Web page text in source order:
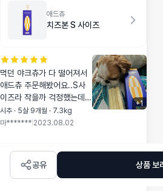
애드츄
치즈본 S 사이즈
먹던 야크츄가 다 떨어져서
애드츄 주문해봤어요..S사
이즈라 작을까 걱정했는데
잡고 먹기 딱 좋네요! 금방
찗아지는게 함정ㅋㅋ먹는 속
시추 · 5살 9개월 · 7.3kg
마******* 2023.08.02
+1
공유 상품 보